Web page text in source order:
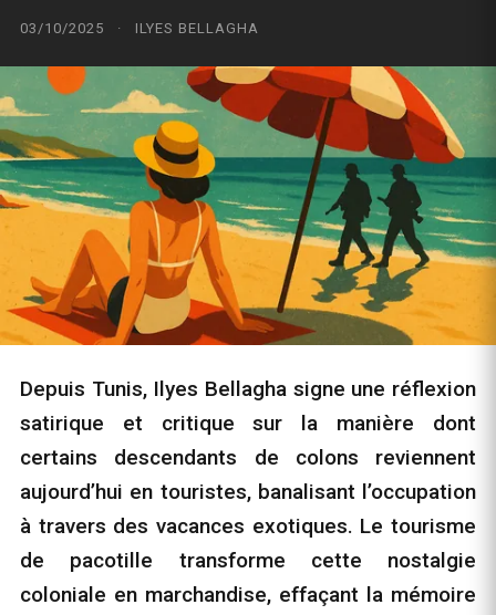
03/10/2025 · ILYES BELLAGHA
Depuis Tunis, Ilyes Bellagha signe une réflexion
satirique et critique sur la manière dont
certains descendants de colons reviennent
aujourd’hui en touristes, banalisant l’occupation
à travers des vacances exotiques. Le tourisme
de pacotille transforme cette nostalgie
coloniale en marchandise, effaçant la mémoire